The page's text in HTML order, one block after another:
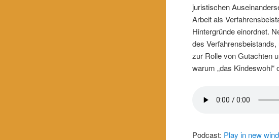
juristischen
Arbeit als
Hintergründe einordnet.
des
zur Rolle von Gutachten
warum „das
Podcast: Play in new